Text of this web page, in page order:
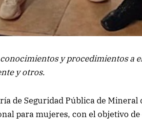
y procedimientos a
y otros.
de Seguridad Pública de
para mujeres, con el objetivo